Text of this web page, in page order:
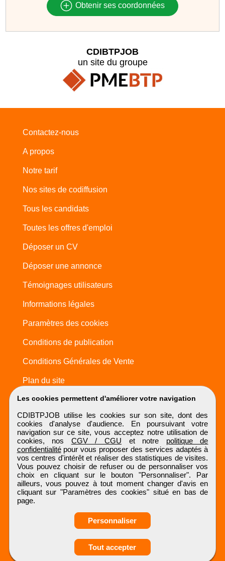
Obtenir ses
coordonnées
Obtenir ses coordonnées
Les cookies permettent d'améliorer votre navigation
CDIBTPJOB utilise les cookies sur son site, dont des
cookies d'analyse d'audience. En poursuivant votre
navigation sur ce site, vous acceptez notre utilisation de
cookies, nos CGV / CGU et notre politique de
confidentialitépour vous proposer des services adaptés à
vos centres d'intérêt et réaliser des statistiques de visites.
Vous pouvez choisir de refuser ou de personnaliser vos
choix en cliquant sur le bouton "Personnaliser". Par
ailleurs, vous pouvez à tout moment changer d'avis en
cliquant sur "Paramètres des cookies" situé en bas de
page.
Personnaliser
Tout accepter
CDIBTPJOB
un site du groupe
Contactez-nous
A propos
Notre tarif
Nos sites de codiffusion
Tous les candidats
Toutes les offres d'emploi
Déposer un CV
Déposer une annonce
Témoignages utilisateurs
Informations légales
Paramètres des cookies
Conditions de publication
Conditions Générales de Vente
Plan du site
CDIBTPJOB